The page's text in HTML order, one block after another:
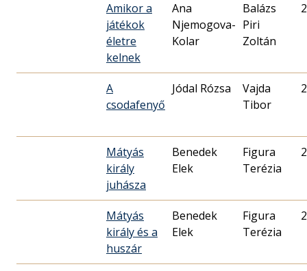
Amikor a
játékok
életre
kelnek
Ana
Njemogova-
Kolar
Balázs
Piri
Zoltán
A
csodafenyő
Jódal Rózsa
Vajda
Tibor
Mátyás
király
juhásza
Benedek
Elek
Figura
Terézia
Mátyás
király és a
huszár
Benedek
Elek
Figura
Terézia